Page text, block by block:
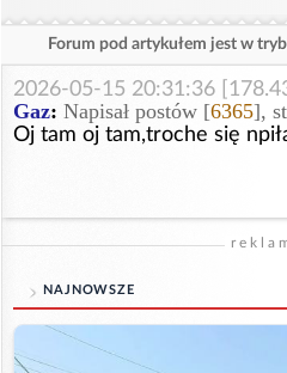
Forum pod artykułem jest w
2026-05-15 20:31:36
Gaz: Napisał postów [6365],
Oj tam oj tam,troche się
NAJNOWSZE